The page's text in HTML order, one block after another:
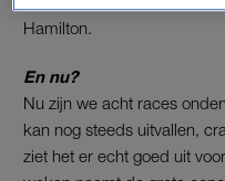
Hamilton.
En nu?
Nu zijn we acht races
kan nog steeds uitvallen,
ziet het er echt goed uit